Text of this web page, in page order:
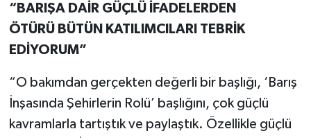
“BARIŞA DAİR GÜÇLÜ İFADELERDEN
ÖTÜRÜ BÜTÜN KATILIMCILARI TEBRİK
EDİYORUM”
“O bakımdan gerçekten değerli bir başlığı, ‘Barış
İnşasında Şehirlerin Rolü’ başlığını, çok güçlü
kavramlarla tartıştık ve paylaştık. Özellikle güçlü